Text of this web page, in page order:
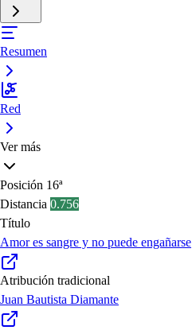
Resumen
Red
Ver más
Posición 16ª
Distancia 0.756
Título
Amor es sangre y no puede engañarse
Atribución tradicional
Juan Bautista Diamante